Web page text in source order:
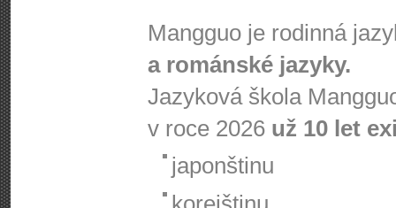
Mangguo je rodinná
a románské jazyky.
Jazyková škola
v roce 2026 už 10 let
japonštinu